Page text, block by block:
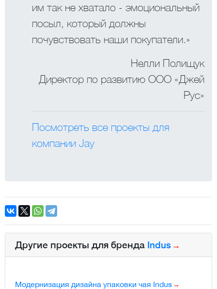
им так не хватало - эмоциональный
посыл, который должны
почувствовать наши покупатели.»
Нелли Полищук
Директор по развитию ООО «Джей
Рус»
Посмотреть все проекты для
компании Jay
Другие проекты для бренда Indus
Модернизация дизайна упаковки чая Indus